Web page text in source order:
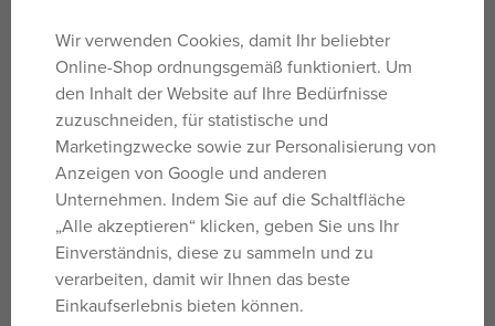
eine musikalische und farbenfrohe Parade voller Freude
zu gestalten. Zwei große, illustrierte Blöcke mit über 30
wiederverwendbaren 3D-Stickern erwecken die Fantasie
der Kinder zum Leben – von Musikern mit Trommeln und
Trompeten bis hin zu begeisterten Zuschauern. Die
Sticker lassen sich frei anordnen, sodass Kinder immer
wieder neue Geschichten und Szenen erfinden können.
Parameter
Wir verwenden Cookies, damit Ihr beliebter
Online-Shop ordnungsgemäß funktioniert. Um
den Inhalt der Website auf Ihre Bedürfnisse
zuzuschneiden, für statistische und
Marketingzwecke sowie zur Personalisierung von
Anzeigen von Google und anderen
Unternehmen. Indem Sie auf die Schaltfläche
„Alle akzeptieren“ klicken, geben Sie uns Ihr
Einverständnis, diese zu sammeln und zu
verarbeiten, damit wir Ihnen das beste
Einkaufserlebnis bieten können.